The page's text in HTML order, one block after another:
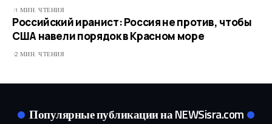
1 МИН. ЧТЕНИЯ
Российский иранист: Россия не против, чтобы
США навели порядок в Красном море
2 МИН. ЧТЕНИЯ
Популярные публикации на NEWSisra.com